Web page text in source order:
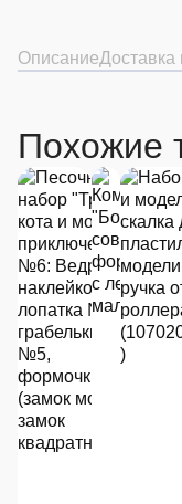
ОписаниеДоставка
Похожие